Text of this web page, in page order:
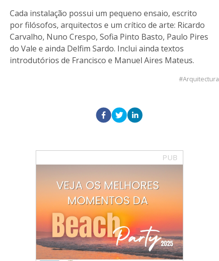
Cada instalação possui um pequeno ensaio, escrito
por filósofos, arquitectos e um crítico de arte: Ricardo
Carvalho, Nuno Crespo, Sofia Pinto Basto, Paulo Pires
do Vale e ainda Delfim Sardo. Inclui ainda textos
introdutórios de Francisco e Manuel Aires Mateus.
Arquitectura
PUB